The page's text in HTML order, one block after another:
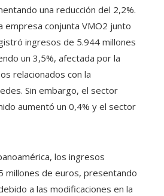
una reducción del 2,2%.
empresa conjunta VMO2 junto
ingresos de 5.944 millones
un 3,5%, afectada por la
relacionados con la
Sin embargo, el sector
aumentó un 0,4% y el sector
los ingresos
millones de euros, presentando
a las modificaciones en la